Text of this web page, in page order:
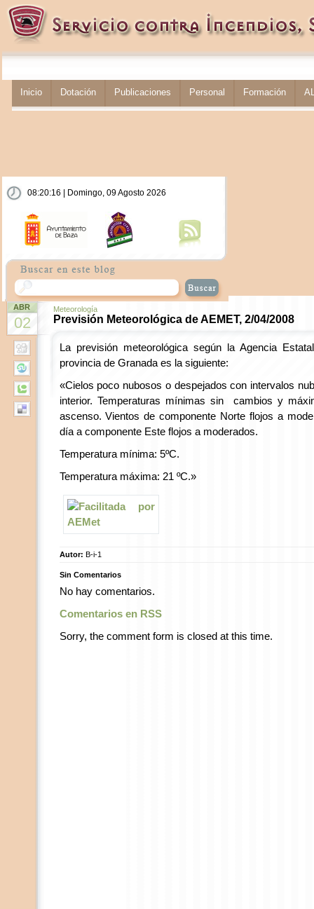
Inicio Dotación Publicaciones Personal Formación
08:20:17 | Domingo, 09 Agosto 2026
ABR
02
Meteorología
Previsión Meteorológica de AEMET, 2/04/2008
La previsión meteorológica según la Agencia
provincia de Granada es la siguiente:
«Cielos poco nubosos o despejados con intervalos
interior. Temperaturas mínimas sin cambios y
ascenso. Vientos de componente Norte flojos a
día a componente Este flojos a moderados.
Temperatura mínima: 5ºC.
Temperatura máxima: 21 ºC.»
Autor: B-i-1
Sin Comentarios
No hay comentarios.
Comentarios en RSS
Sorry, the comment form is closed at this time.